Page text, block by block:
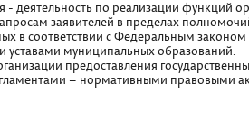
по реализации функций
заявителей в пределах
в соответствии с Федеральным
уставами муниципальных образований.
предоставления
– нормативными правовыми